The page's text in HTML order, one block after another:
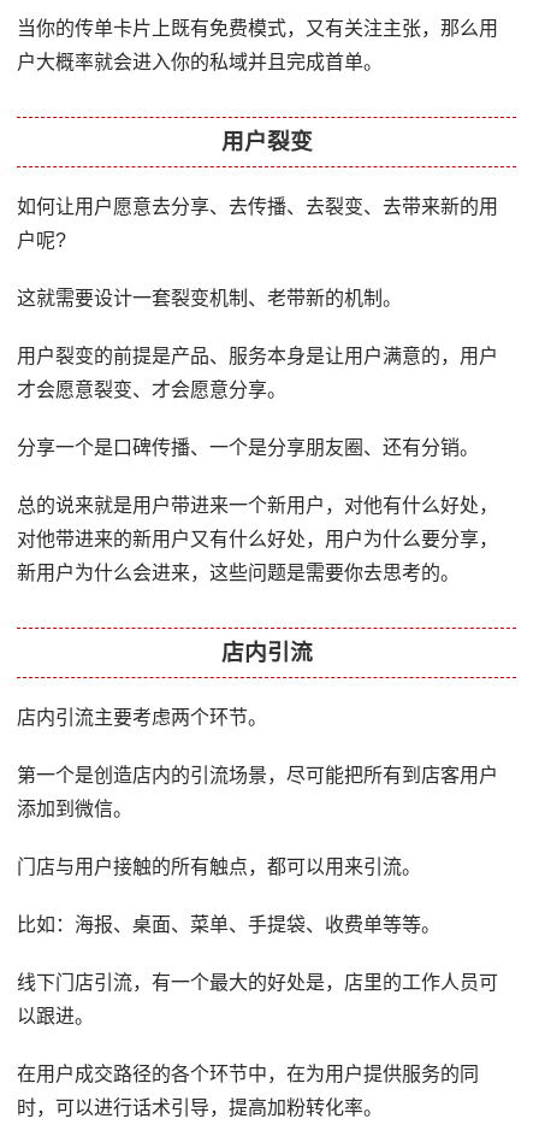
当你的传单卡片上既有免费模式，又有关注主张，那么用
户大概率就会进入你的私域并且完成首单。
用户裂变
如何让用户愿意去分享、去传播、去裂变、去带来新的用
户呢?
这就需要设计一套裂变机制、老带新的机制。
用户裂变的前提是产品、服务本身是让用户满意的，用户
才会愿意裂变、才会愿意分享。
分享一个是口碑传播、一个是分享朋友圈、还有分销。
总的说来就是用户带进来一个新用户，对他有什么好处，
对他带进来的新用户又有什么好处，用户为什么要分享，
新用户为什么会进来，这些问题是需要你去思考的。
店内引流
店内引流主要考虑两个环节。
第一个是创造店内的引流场景，尽可能把所有到店客用户
添加到微信。
门店与用户接触的所有触点，都可以用来引流。
比如：海报、桌面、菜单、手提袋、收费单等等。
线下门店引流，有一个最大的好处是，店里的工作人员可
以跟进。
在用户成交路径的各个环节中，在为用户提供服务的同
时，可以进行话术引导，提高加粉转化率。